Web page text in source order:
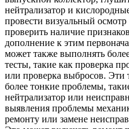
нейтрализатор и
провести визуальный
проверить наличие
дополнение к этим
может также выполнять
тесты, такие как проверка
или проверка выбросов. Эти
более тонкие проблемы,
нейтрализатор или
выявления проблемы
ремонту или замене